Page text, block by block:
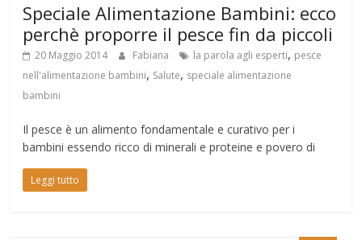
Speciale Alimentazione Bambini: ecco
perchè proporre il pesce fin da piccoli
20 Maggio 2014 Fabiana la parola agli esperti, pesce
nell'alimentazione bambini, Salute, speciale alimentazione
bambini
Il pesce è un alimento fondamentale e curativo per i
bambini essendo ricco di minerali e proteine e povero di
Leggi tutto